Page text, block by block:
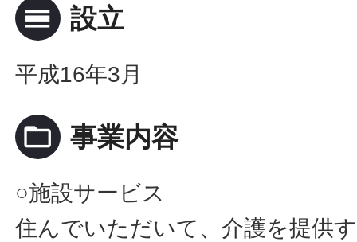
calendar_view_day 設立
平成16年3月
folder_open 事業内容
○施設サービス
住んでいただいて、介護を提供